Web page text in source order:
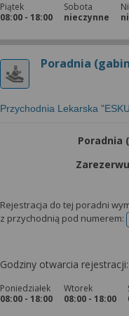
Piątek
08:00 - 18:00
Sobota
nieczynne
Poradnia
Przychodnia Lekarska
Poradnia
Rejestracja do tej poradni
z przychodnią pod numerem:
Godziny otwarcia rejestracji:
Poniedziałek
08:00 - 18:00
Wtorek
08:00 - 18:00